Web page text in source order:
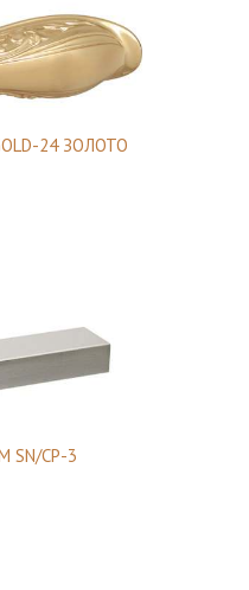
24 ЗОЛОТО
SN/CP-3